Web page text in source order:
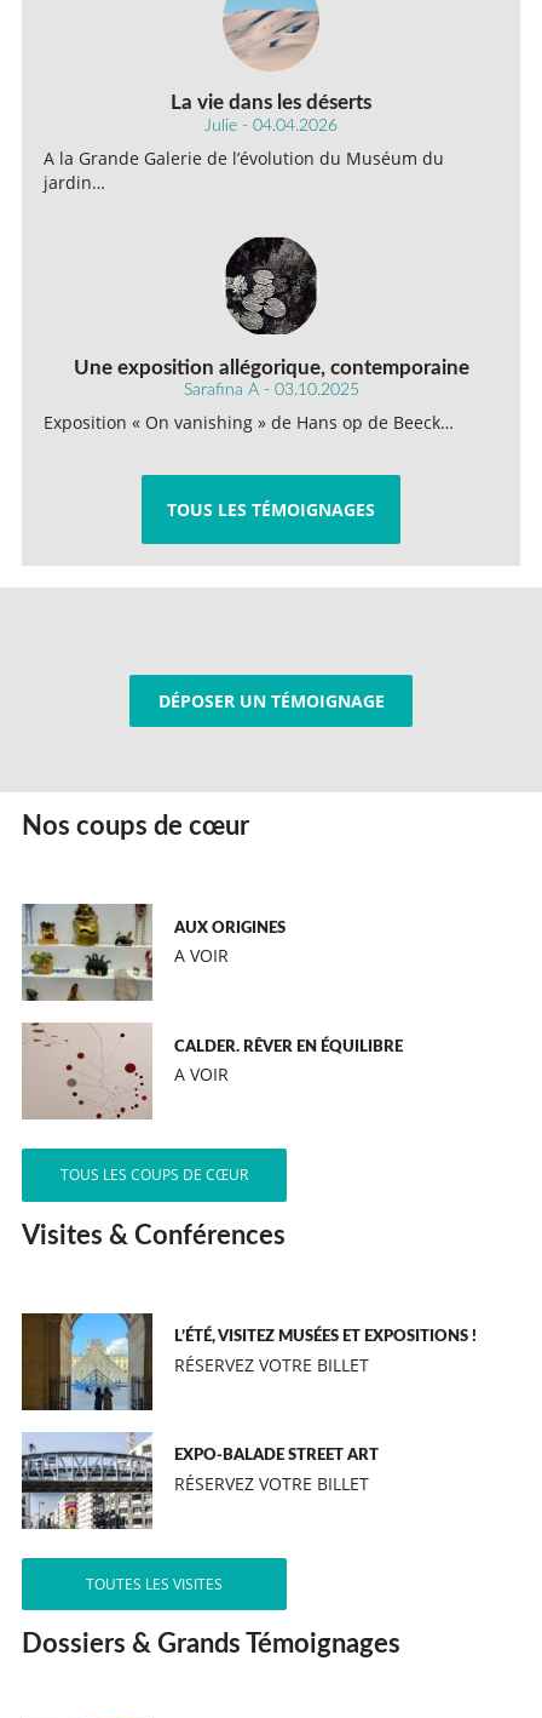
La vie dans les déserts
Julie - 04.04.2026
A la Grande Galerie de l’évolution du Muséum du
jardin…
Une exposition allégorique, contemporaine
Sarafina A - 03.10.2025
Exposition « On vanishing » de Hans op de Beeck…
TOUS LES TÉMOIGNAGES
DÉPOSER UN TÉMOIGNAGE
Nos coups de cœur
AUX ORIGINES
A VOIR
CALDER. RÊVER EN ÉQUILIBRE
A VOIR
TOUS LES COUPS DE CŒUR
Visites & Conférences
L’ÉTÉ, VISITEZ MUSÉES ET EXPOSITIONS !
RÉSERVEZ VOTRE BILLET
EXPO-BALADE STREET ART
RÉSERVEZ VOTRE BILLET
TOUTES LES VISITES
Dossiers & Grands Témoignages